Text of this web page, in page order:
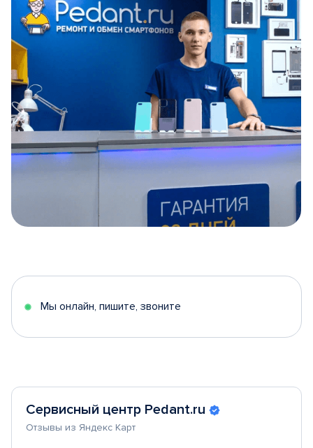
5
Мы онлайн, пишите, звоните
Сервисный центр Pedant.ru
Отзывы из Яндекс Карт